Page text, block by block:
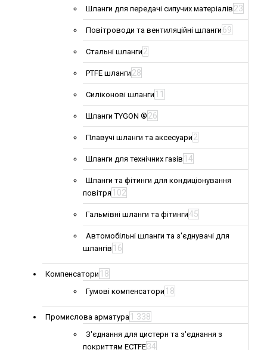
Шланги для передачі сипучих матеріалів 23
Повітроводи та вентиляційні шланги 69
Стальні шланги 2
PTFE шланги 28
Силіконові шланги 11
Шланги TYGON ® 26
Плавучі шланги та аксесуари 2
Шланги для технічних газів 14
Шланги та фітинги для кондиціонування
повітря 102
Гальмівні шланги та фітинги45
Автомобільні шланги та з'єднувачі для
шлангів 16
Компенсатори 18
Гумові компенсатори 18
Промислова арматура 1 338
З'єднання для цистерн та з'єднання з
покриттям ECTFE34